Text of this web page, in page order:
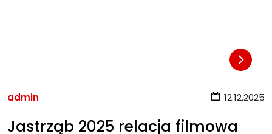
admin 12.12.2025
Jastrząb 2025 relacja filmowa